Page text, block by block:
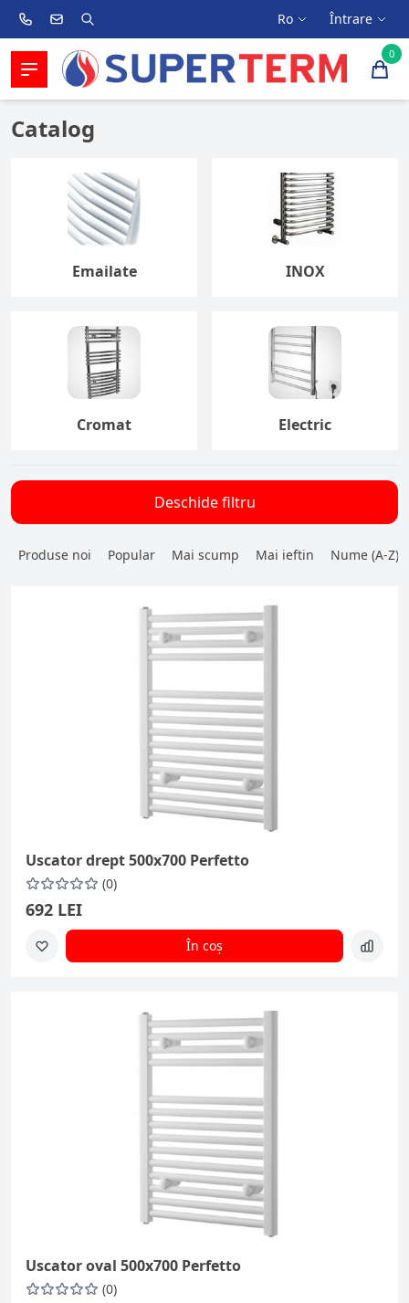
Ro Întrare
0
Catalog
Emailate INOX
Cromat Electric
Deschide filtru
Produse noi Popular Mai scump Mai ieftin Nume (A-Z)
Uscator drept 500x700 Perfetto
(0)
692 LEI
În coș
Uscator oval 500x700 Perfetto
(0)